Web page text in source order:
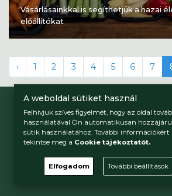
Vásárlásainkkal is segíthetjük a hazai
előállítókat
‹ 1 2 3 4 5 6 7
gyorffybalazs.hu © 2026 Minden jog
tájékoztató
| Cookie beállítások
Adatkezelési
A weboldal sütiket használ
Felhívjuk szíves figyelmét, hogy az oldal
használatával Ön automatikusan
sütik használatához. További információkért
tekintse meg a Cookie tájékoztatót.
Elfogadom További beállítások